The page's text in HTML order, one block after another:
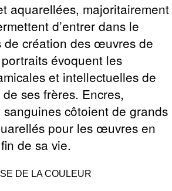
aquarellées, majoritairement
d’entrer dans le
de création des œuvres de
évoquent les
et intellectuelles de
de ses frères. Encres,
côtoient de grands
pour les œuvres en
de sa vie.
DE LA COULEUR